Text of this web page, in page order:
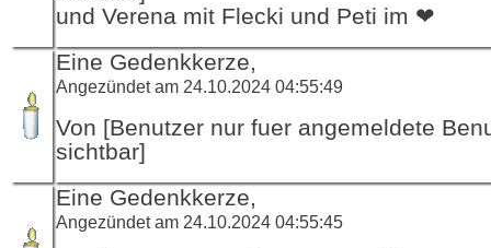
und Verena mit Flecki und Peti im ❤
Eine Gedenkkerze,
Angezündet am 24.10.2024 04:55:49
Von [Benutzer nur fuer angemeldete
sichtbar]
Eine Gedenkkerze,
Angezündet am 24.10.2024 04:55:45